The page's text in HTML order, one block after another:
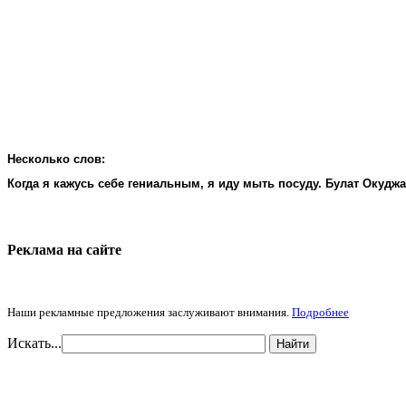
Несколько слов:
Когда я кажусь себе гениальным, я иду мыть посуду. Булат
Реклама на cайте
Наши рекламные предложения заслуживают внимания. Подробнее
Искать... Найти